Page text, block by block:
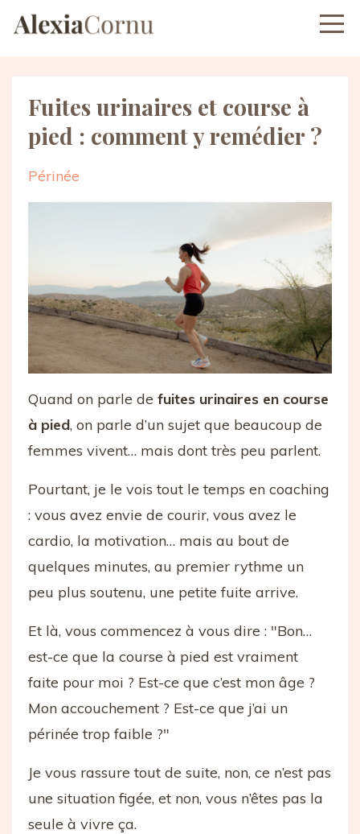
Fuites urinaires et course à
pied : comment y remédier ?
Périnée
Quand on parle de fuites urinaires en course
à pied, on parle d’un sujet que beaucoup de
femmes vivent… mais dont très peu parlent.
Pourtant, je le vois tout le temps en coaching
: vous avez envie de courir, vous avez le
cardio, la motivation… mais au bout de
quelques minutes, au premier rythme un
peu plus soutenu, une petite fuite arrive.
Et là, vous commencez à vous dire : "Bon…
est-ce que la course à pied est vraiment
faite pour moi ? Est-ce que c’est mon âge ?
Mon accouchement ? Est-ce que j’ai un
périnée trop faible ?"
Je vous rassure tout de suite, non, ce n’est pas
une situation figée, et non, vous n’êtes pas la
seule à vivre ça.